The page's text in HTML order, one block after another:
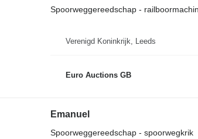
Spoorweggereedschap -
Verenigd Koninkrijk, Leeds
Euro Auctions GB
Emanuel
Spoorweggereedschap - spoorwegkrik